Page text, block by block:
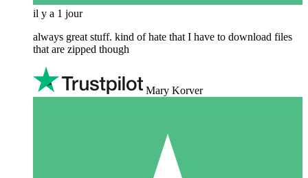
il y a 1 jour
always great stuff. kind of hate that I have to download files
that are zipped though
Mary Korver